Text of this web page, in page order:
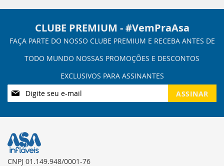
CLUBE PREMIUM - #VemPraAsa
Inscreva-
se
nossa
ASSINAR
CNPJ 01.149.948/0001-76